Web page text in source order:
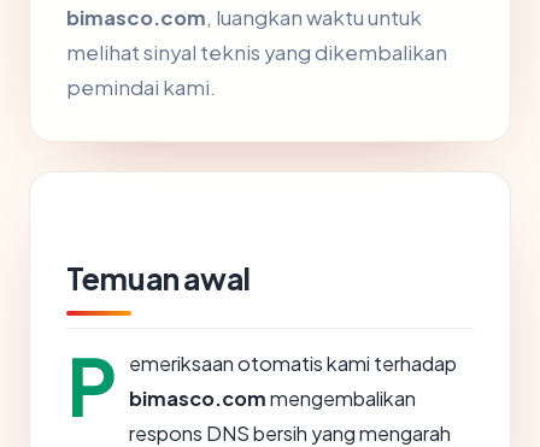
bimasco.com, luangkan waktu untuk
melihat sinyal teknis yang dikembalikan
pemindai kami.
Temuan awal
P
emeriksaan otomatis kami terhadap
bimasco.commengembalikan
respons DNS bersih yang mengarah